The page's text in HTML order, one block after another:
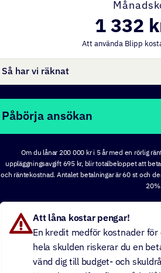
1 332
Att använda Blipp
Så har vi räknat
Påbörja ansökan
Om du lånar 200 000 kr i 5 år med en rörlig
uppläggningsavgift 695 kr, blir totalbeloppet att
och räntekostnad. Antalet betalningar är 60 st och
Att låna kostar pengar!
En kredit medför kostnader
hela skulden riskerar du en
vänd dig till budget- och